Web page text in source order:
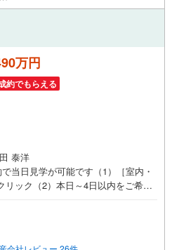
万円
約でもらえる
泰洋
当日見学が可能です（1）［室内・
リック（2）本日～4日以内をご希望
電話でのお問い合わせがスムーズで
キャンペーン対象店舗】当店で物件
イントがもらえる「Yahoo！不動産